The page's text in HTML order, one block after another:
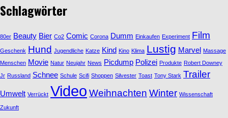
Schlagwörter
80er Beauty Bier Co2 Comic Corona Dumm Einkaufen Experiment Film
Geschenk Hund Jugendliche Katze Kind Kino Klima Lustig Marvel Massage
Menschen Movie Natur Neujahr News Picdump Polizei Produkte Robert Downey
Jr Russland Schnee Schule Scifi Shoppen Silvester Toast Tony Stark Trailer
Umwelt Verrückt Video Weihnachten Winter Wissenschaft
Zukunft